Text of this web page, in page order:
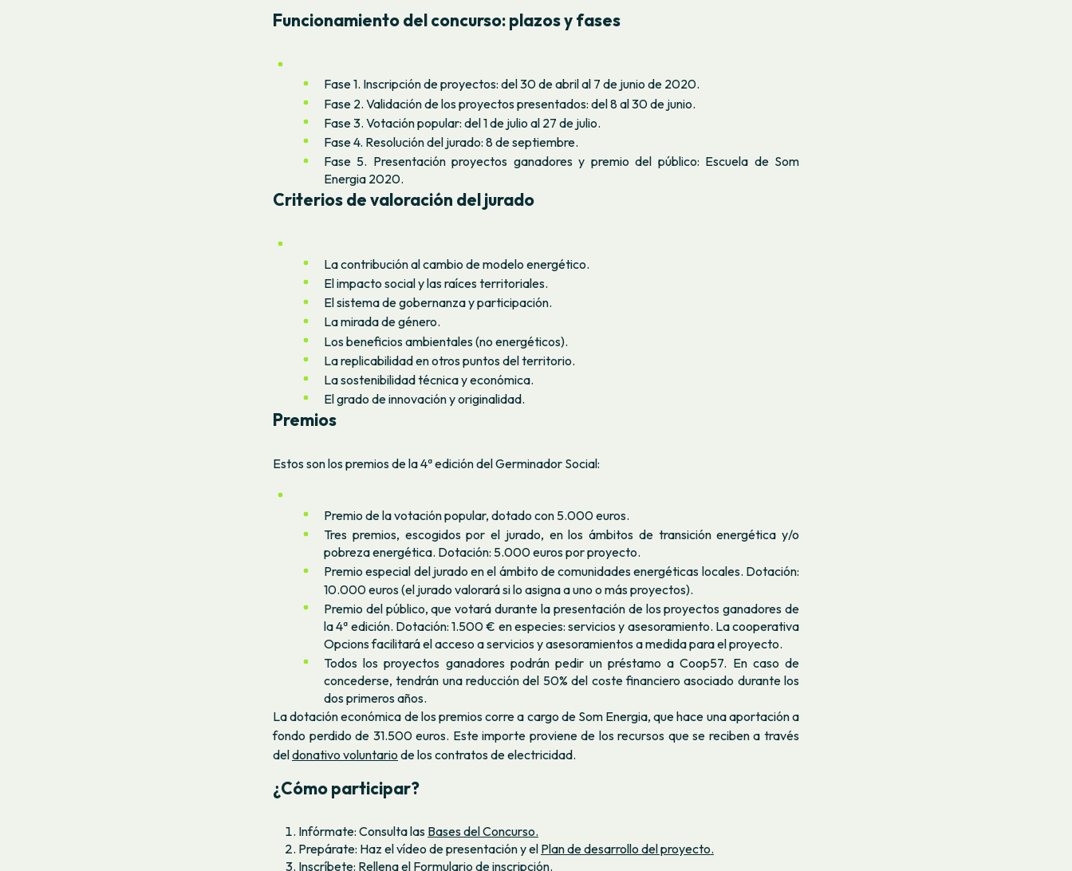
Funcionamiento del concurso: plazos y fases
Fase 1. Inscripción de proyectos: del 30 de abril al 7 de junio de 2020.
Fase 2. Validación de los proyectos presentados: del 8 al 30 de junio.
Fase 3. Votación popular: del 1 de julio al 27 de julio.
Fase 4. Resolución del jurado: 8 de septiembre.
Fase 5. Presentación proyectos ganadores y premio del público: Escuela de Som
Energia 2020.
Criterios de valoración del jurado
La contribución al cambio de modelo energético.
El impacto social y las raíces territoriales.
El sistema de gobernanza y participación.
La mirada de género.
Los beneficios ambientales (no energéticos).
La replicabilidad en otros puntos del territorio.
La sostenibilidad técnica y económica.
El grado de innovación y originalidad.
Premios
Estos son los premios de la 4ª edición del Germinador Social:
Premio de la votación popular, dotado con 5.000 euros.
Tres premios, escogidos por el jurado, en los ámbitos de transición energética y/o
pobreza energética. Dotación: 5.000 euros por proyecto.
Premio especial del jurado en el ámbito de comunidades energéticas locales. Dotación:
10.000 euros (el jurado valorará si lo asigna a uno o más proyectos).
Premio del público, que votará durante la presentación de los proyectos ganadores de
la 4ª edición. Dotación: 1.500 € en especies: servicios y asesoramiento. La cooperativa
Opcions facilitará el acceso a servicios y asesoramientos a medida para el proyecto.
Todos los proyectos ganadores podrán pedir un préstamo a Coop57. En caso de
concederse, tendrán una reducción del 50% del coste financiero asociado durante los
dos primeros años.
La dotación económica de los premios corre a cargo de Som Energia, que hace una aportación a
fondo perdido de 31.500 euros. Este importe proviene de los recursos que se reciben a través
deldonativo voluntario de los contratos de electricidad.
¿Cómo participar?
Infórmate: Consulta las Bases del Concurso.
Prepárate: Haz el vídeo de presentación y el Plan de desarrollo del proyecto.
Inscríbete: Rellena el Formulario de inscripción.